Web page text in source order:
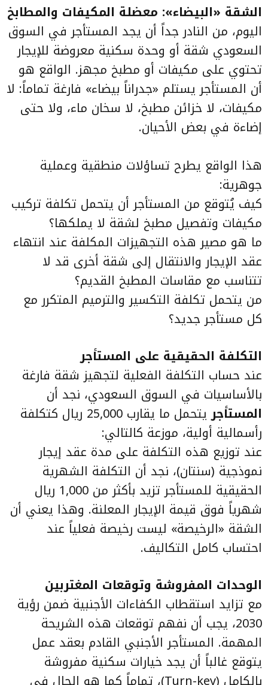
الشقة «البيضاء»: معضلة المكيفات والمطابخ
اليوم، من النادر جداً أن يجد المستأجر في السوق
السعودي شقة أو وحدة سكنية معروضة للإيجار
تحتوي على مكيفات أو مطبخ مجهز. الواقع هو
أن المستأجر يستلم «جدراناً بيضاء» فارغة تماماً: لا
مكيفات، لا خزائن مطبخ، لا سخان ماء، ولا حتى
إضاءة في بعض الأحيان.
هذا الواقع يطرح تساؤلات منطقية وعملية
جوهرية:
كيف يُتوقع من المستأجر أن يتحمل تكلفة تركيب
مكيفات وتفصيل مطبخ لشقة لا يملكها؟
ما هو مصير هذه التجهيزات المكلفة عند انتهاء
عقد الإيجار والانتقال إلى شقة أخرى قد لا
تتناسب مع مقاسات المطبخ القديم؟
من يتحمل تكلفة التكسير والترميم المتكرر مع
كل مستأجر جديد؟
التكلفة الحقيقية على المستأجر
عند حساب التكلفة الفعلية لتجهيز شقة فارغة
بالأساسيات في السوق السعودي، نجد أن
المستأجر
يتحمل ما يقارب 25,000 ريال كتكلفة
رأسمالية أولية، موزعة كالتالي:
عند توزيع هذه التكلفة على مدة عقد إيجار
نموذجية (سنتان)، نجد أن التكلفة الشهرية
الحقيقية للمستأجر تزيد بأكثر من 1,000 ريال
شهرياً فوق قيمة الإيجار المعلنة. وهذا يعني أن
الشقة «الرخيصة» ليست رخيصة فعلياً عند
احتساب كامل التكاليف.
الوحدات المفروشة وتوقعات المغتربين
مع تزايد استقطاب الكفاءات الأجنبية ضمن رؤية
2030، يجب أن نفهم توقعات هذه الشريحة
المهمة. المستأجر الأجنبي القادم بعقد عمل
يتوقع غالباً أن يجد خيارات سكنية مفروشة